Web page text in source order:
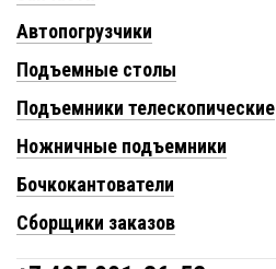
Автопогрузчики
Подъемные столы
Подъемники телескопические
Ножничные подъемники
Бочкокантователи
Сборщики заказов